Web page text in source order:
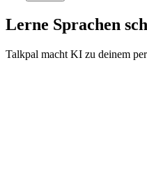
Lerne Sprachen
Talkpal macht KI zu deinem